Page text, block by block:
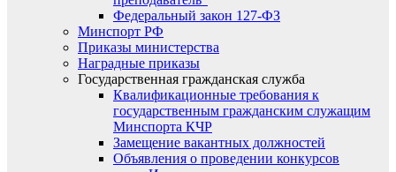
Федеральный закон 127-ФЗ
Минспорт РФ
Приказы министерства
Наградные приказы
Государственная гражданская служба
Квалификационные требования к
государственным гражданским служащим
Минспорта КЧР
Замещение вакантных должностей
Объявления о проведении конкурсов